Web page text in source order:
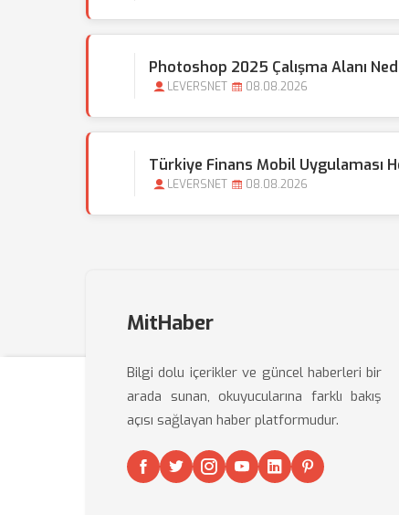
Photoshop 2025 Çalışma Alanı
LEVERSNET 08.08.2026
Türkiye Finans Mobil Uygulaması
LEVERSNET 08.08.2026
MitHaber
Bilgi dolu içerikler ve güncel haberleri bir
arada sunan, okuyucularına farklı bakış
açısı sağlayan haber platformudur.